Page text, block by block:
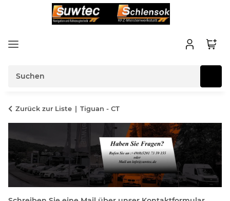
Zurück zur Liste Tiguan - CT